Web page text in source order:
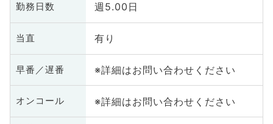
勤務日数 週5.00日
当直 有り
早番／遅番 ※詳細はお問い合わせください
オンコール ※詳細はお問い合わせください